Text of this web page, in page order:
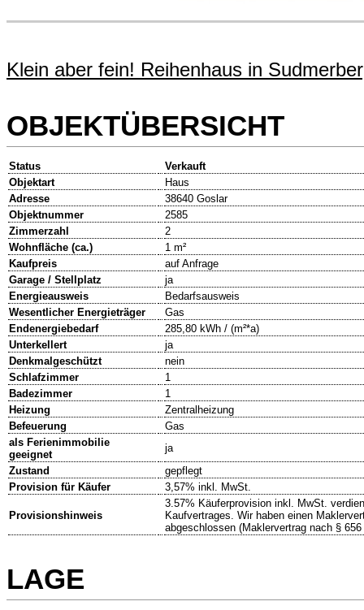
Klein aber fein! Reihenhaus in
OBJEKTÜBERSICHT
Status
Verkauft
Objektart
Haus
Adresse
38640 Goslar
Objektnummer
2585
Zimmerzahl
2
Wohnfläche (ca.)
1 m²
Kaufpreis
auf Anfrage
Garage / Stellplatz
ja
Energieausweis
Bedarfsausweis
Wesentlicher Energieträger
Gas
Endenergiebedarf
285,80 kWh / (m²*a)
Unterkellert
ja
Denkmalgeschützt
nein
Schlafzimmer
1
Badezimmer
1
Heizung
Zentralheizung
Befeuerung
Gas
als Ferienimmobilie
geeignet
ja
Zustand
gepflegt
Provision für Käufer
3,57% inkl. MwSt.
Provisionshinweis
3.57% Käuferprovision inkl. MwSt.
Kaufvertrages. Wir haben einen
abgeschlossen (Maklervertrag nach §
LAGE